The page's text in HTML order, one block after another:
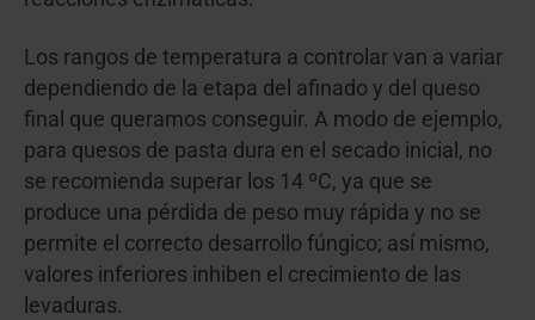
Los rangos de temperatura a controlar van a variar
dependiendo de la etapa del afinado y del queso
final que queramos conseguir. A modo de ejemplo,
para quesos de pasta dura en el secado inicial, no
se recomienda superar los 14 ºC, ya que se
produce una pérdida de peso muy rápida y no se
permite el correcto desarrollo fúngico; así mismo,
valores inferiores inhiben el crecimiento de las
levaduras.